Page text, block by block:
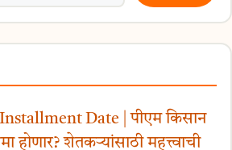
Date | पीएम किसान
होणार? शेतकऱ्यांसाठी महत्त्वाची